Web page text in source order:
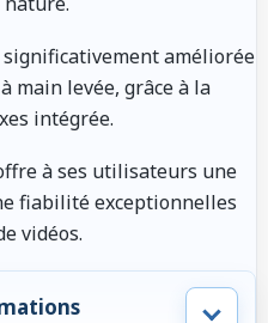
significativement améliorée
main levée, grâce à la
intégrée.
à ses utilisateurs une
fiabilité exceptionnelles
vidéos.